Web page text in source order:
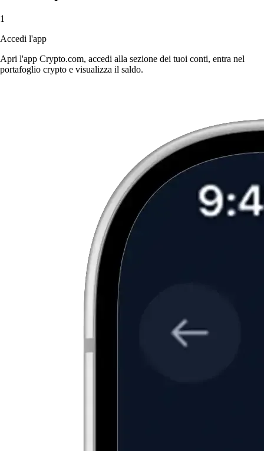
1
Accedi l'app
Apri l'app Crypto.com, accedi alla sezione dei tuoi conti, entra nel
portafoglio crypto e visualizza il saldo.